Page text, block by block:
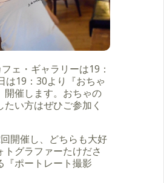
ェ・ギャラリーは19：
は19：30より『おちゃ
開催します。おちゃの
たい方はぜひご参加く
開催し、どちらも大好
トグラファーたけださ
『ポートレート撮影